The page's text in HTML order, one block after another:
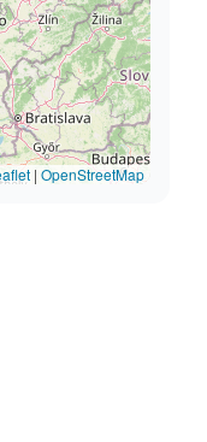
| OpenStreetMap